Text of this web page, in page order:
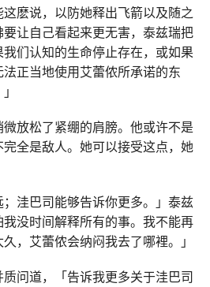
这麽说，以防她释出飞箭以及随之
让自己看起来更无害，泰兹瑞把
们认知的生命停止存在，或如果
正当地使用艾蕾侬所承诺的东
放松了紧绷的肩膀。他或许不是
全是敌人。她可以接受这点，她
；洼巴司能够告诉你更多。」泰兹
没时间解释所有的事。我不能再
，艾蕾侬会纳闷我去了哪裡。」
问道，「告诉我更多关于洼巴司